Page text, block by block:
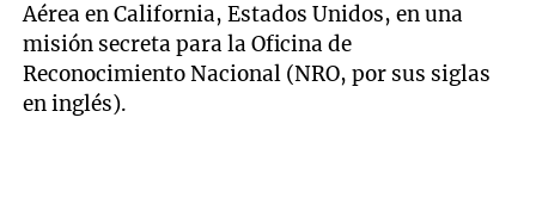
Aérea en California, Estados Unidos, en una
misión secreta para la Oficina de
Reconocimiento Nacional (NRO, por sus siglas
en inglés).